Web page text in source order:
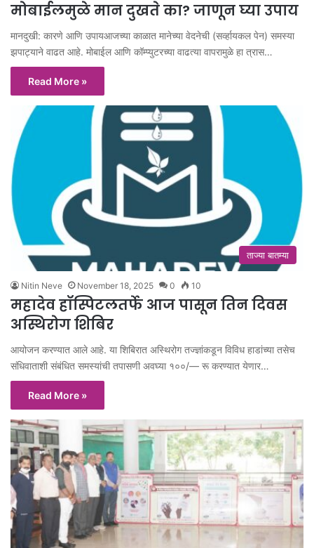
मोबाईलमुळे मान दुखते का? जाणून घ्या उपाय
मानदुखी: कारणे आणि उपायआजच्या काळात मानेच्या वेदनेची (सर्व्हायकल पेन) समस्या
झपाट्याने वाढत आहे. मोबाईल आणि कॉम्प्युटरच्या वाढत्या वापरामुळे हा त्रास…
Read More »
ताज्या बातम्या
Nitin Neve November 18, 2025 0 10
महादेव हॉस्पिटलतर्फे आज पासून तिन दिवस
अस्थिरोग शिबिर
आयोजन करण्यात आले आहे. या शिबिरात अस्थिरोग तज्ज्ञांकडून विविध हाडांच्या तसेच
संधिवाताशी संबंधित समस्यांची तपासणी अवघ्या १००/— रू करण्यात येणार…
Read More »